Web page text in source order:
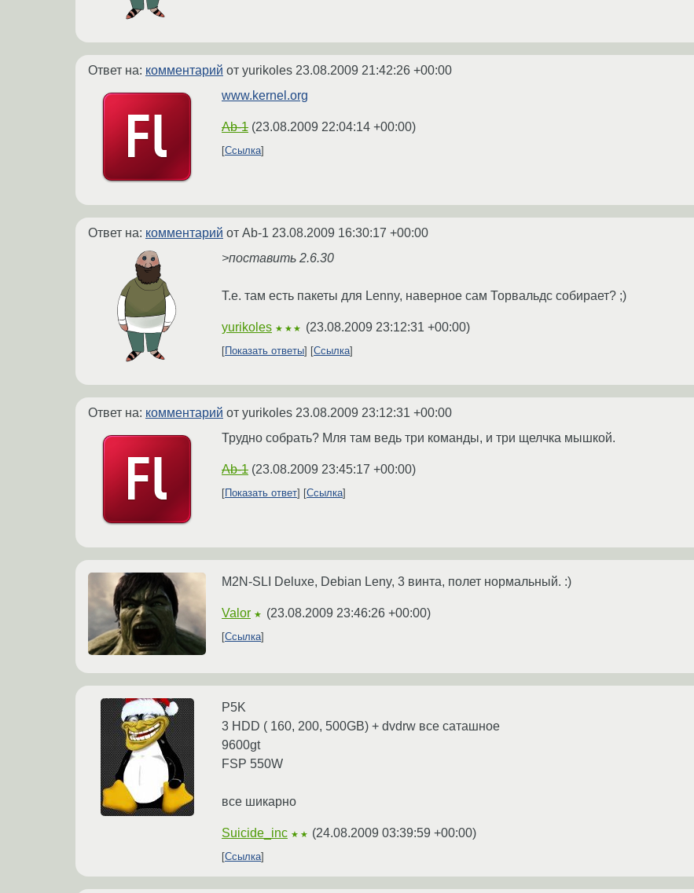
Ответ на: комментарий от yurikoles 23.08.2009 21:42:26 +00:00
www.kernel.org
Ab-1 (23.08.2009 22:04:14 +00:00)
Ссылка
Ответ на: комментарий от Ab-1 23.08.2009 16:30:17 +00:00
>поставить 2.6.30
Т.е. там есть пакеты для Lenny, наверное сам Торвальдс собирает? ;)
yurikoles ★★★ (23.08.2009 23:12:31 +00:00)
Показать ответы Ссылка
Ответ на: комментарий от yurikoles 23.08.2009 23:12:31 +00:00
Трудно собрать? Мля там ведь три команды, и три щелчка мышкой.
Ab-1 (23.08.2009 23:45:17 +00:00)
Показать ответ Ссылка
M2N-SLI Deluxe, Debian Leny, 3 винта, полет нормальный. :)
Valor ★ (23.08.2009 23:46:26 +00:00)
Ссылка
P5K
3 HDD ( 160, 200, 500GB) + dvdrw все саташное
9600gt
FSP 550W
все шикарно
Suicide_inc ★★ (24.08.2009 03:39:59 +00:00)
Ссылка